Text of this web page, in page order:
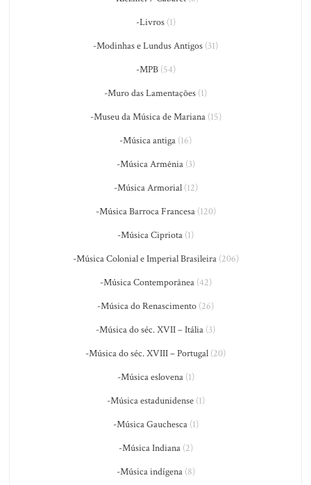
-Livros(1)
-Modinhas e Lundus Antigos (31)
-MPB(54)
-Muro das Lamentações (1)
-Museu da Música de Mariana(15)
-Música antiga (16)
-Música Armênia(3)
-Música Armorial(12)
-Música Barroca Francesa(120)
-Música Cipriota (1)
-Música Colonial e Imperial Brasileira(206)
-Música Contemporânea(42)
-Música do Renascimento (26)
-Música do séc. XVII – Itália (3)
-Música do séc. XVIII – Portugal (20)
-Música eslovena(1)
-Música estadunidense(1)
-Música Gauchesca(1)
-Música Indiana(2)
-Música indígena(8)